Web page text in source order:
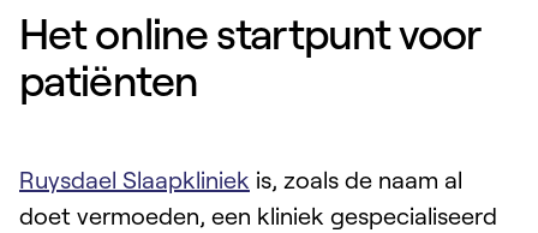
Het online startpunt voor
patiënten
Ruysdael Slaapkliniek is, zoals de naam al
doet vermoeden, een kliniek gespecialiseerd